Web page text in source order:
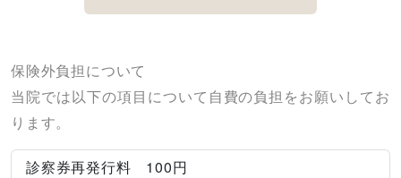
保険外負担について
当院では以下の項目について自費の負担をお願いしてお
ります。
診察券再発行料 100円